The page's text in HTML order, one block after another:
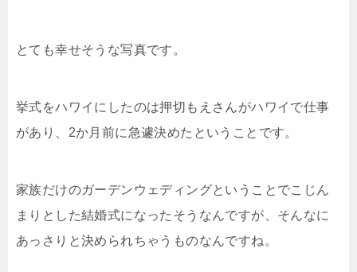
とても幸せそうな写真です。
挙式をハワイにしたのは押切もえさんがハワイで仕事
があり、2か月前に急遽決めたということです。
家族だけのガーデンウェディングということでこじん
まりとした結婚式になったそうなんですが、そんなに
あっさりと決められちゃうものなんですね。